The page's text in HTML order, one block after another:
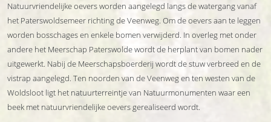
Natuurvriendelijke oevers worden aangelegd langs de watergang vanaf
het Paterswoldsemeer richting de Veenweg. Om de oevers aan te leggen
worden bosschages en enkele bomen verwijderd. In overleg met onder
andere het Meerschap Paterswolde wordt de herplant van bomen nader
uitgewerkt. Nabij de Meerschapsboerderij wordt de stuw verbreed en de
vistrap aangelegd. Ten noorden van de Veenweg en ten westen van de
Woldsloot ligt het natuurterreintje van Natuurmonumenten waar een
beek met natuurvriendelijke oevers gerealiseerd wordt.